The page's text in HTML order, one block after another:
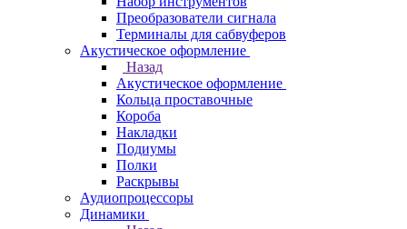
Преобразователи сигнала
Терминалы для сабвуферов
Акустическое оформление
Назад
Акустическое оформление
Кольца проставочные
Короба
Накладки
Подиумы
Полки
Раскрывы
Аудиопроцессоры
Динамики